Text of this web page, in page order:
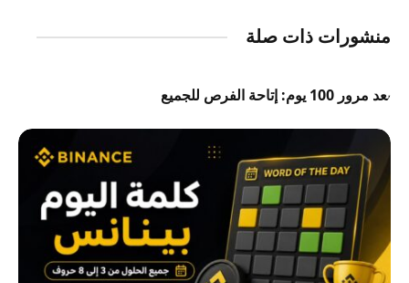
منشورات ذات صلة
بعد مرور 100 يوم: إتاحة الفرص للجميع